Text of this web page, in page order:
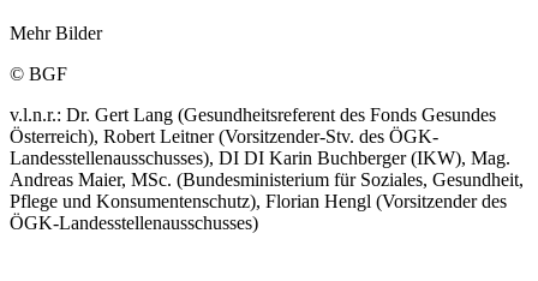
Mehr Bilder
© BGF
v.l.n.r.: Dr. Gert Lang (Gesundheitsreferent des Fonds Gesundes
Österreich), Robert Leitner (Vorsitzender-Stv. des ÖGK-
Landesstellenausschusses), DI DI Karin Buchberger (IKW), Mag.
Andreas Maier, MSc. (Bundesministerium für Soziales, Gesundheit,
Pflege und Konsumentenschutz), Florian Hengl (Vorsitzender des
ÖGK-Landesstellenausschusses)